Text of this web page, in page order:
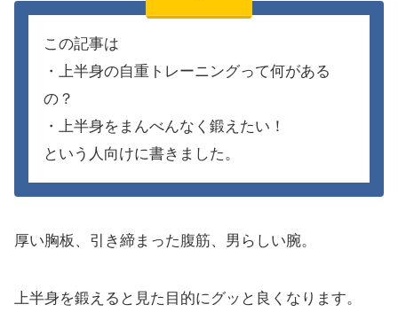
この記事は
・上半身の自重トレーニングって何がある
の？
・上半身をまんべんなく鍛えたい！
という人向けに書きました。
厚い胸板、引き締まった腹筋、男らしい腕。
上半身を鍛えると見た目的にグッと良くなります。